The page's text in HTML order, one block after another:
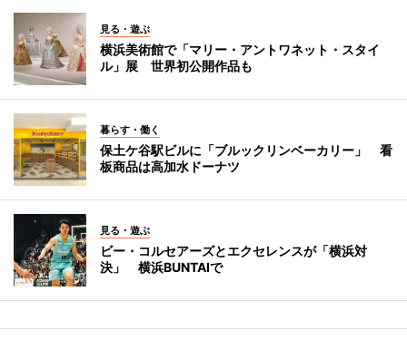
見る・遊ぶ
横浜美術館で「マリー・アントワネット・スタイ
ル」展 世界初公開作品も
暮らす・働く
保土ケ谷駅ビルに「ブルックリンベーカリー」 看
板商品は高加水ドーナツ
見る・遊ぶ
ビー・コルセアーズとエクセレンスが「横浜対
決」 横浜BUNTAIで